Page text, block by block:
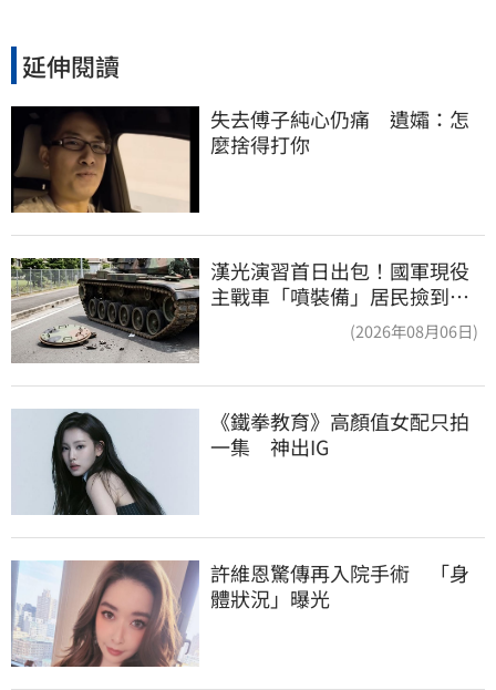
延伸閱讀
失去傅子純心仍痛　遺孀：怎
麼捨得打你
漢光演習首日出包！國軍現役
主戰車「噴裝備」居民撿到零
(2026年08月06日)
《鐵拳教育》高顏值女配只拍
一集　神出IG
許維恩驚傳再入院手術　「身
體狀況」曝光